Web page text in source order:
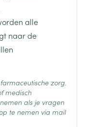
hoeveelheden
aanwijzing is
kinase) of
die een
irbesartan
- 25°C)
alle
naar de
zorg.
medisch
als je vragen
te nemen via mail